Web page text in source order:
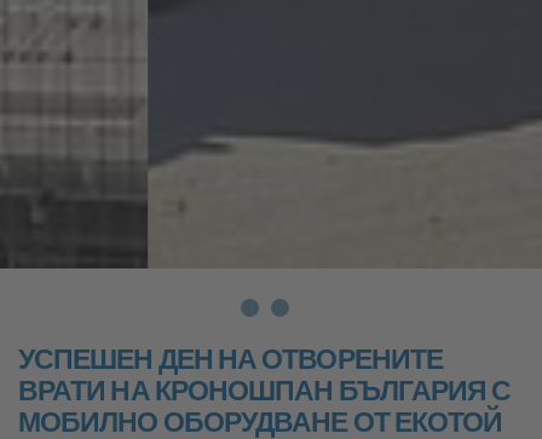
УСПЕШЕН ДЕН НА ОТВОРЕНИТЕ
ВРАТИ НА КРОНОШПАН БЪЛГАРИЯ С
МОБИЛНО ОБОРУДВАНЕ ОТ ЕКОТОЙ